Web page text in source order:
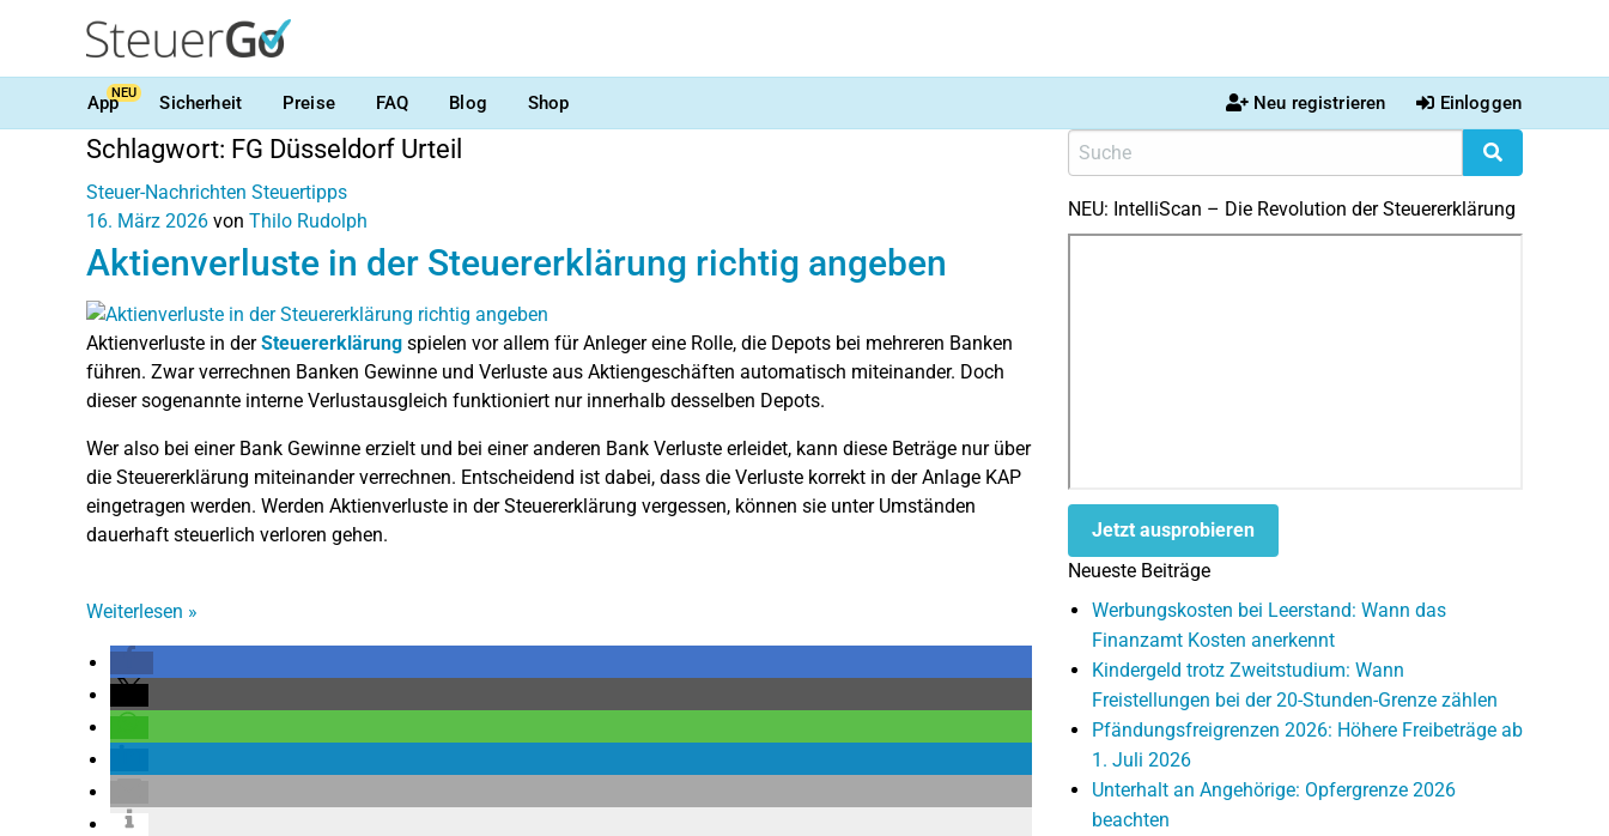
AppNEU Sicherheit Preise FAQ Blog Shop Neu registrieren Einloggen
Schlagwort: FG Düsseldorf Urteil
Steuer-Nachrichten Steuertipps
16. März 2026 von Thilo Rudolph
Aktienverluste in der Steuererklärung richtig angeben
Aktienverluste in derSteuererklärung spielen vor allem für Anleger eine Rolle, die Depots bei mehreren Banken
führen. Zwar verrechnen Banken Gewinne und Verluste aus Aktiengeschäften automatisch miteinander. Doch
dieser sogenannte interne Verlustausgleich funktioniert nur innerhalb desselben Depots.
Wer also bei einer Bank Gewinne erzielt und bei einer anderen Bank Verluste erleidet, kann diese Beträge nur über
die Steuererklärung miteinander verrechnen. Entscheidend ist dabei, dass die Verluste korrekt in der Anlage KAP
eingetragen werden. Werden Aktienverluste in der Steuererklärung vergessen, können sie unter Umständen
dauerhaft steuerlich verloren gehen.
Weiterlesen »
NEU: IntelliScan – Die Revolution der Steuererklärung
Jetzt ausprobieren
Neueste Beiträge
Werbungskosten bei Leerstand: Wann das
Finanzamt Kosten anerkennt
Kindergeld trotz Zweitstudium: Wann
Freistellungen bei der 20-Stunden-Grenze zählen
Pfändungsfreigrenzen 2026: Höhere Freibeträge ab
1. Juli 2026
Unterhalt an Angehörige: Opfergrenze 2026
beachten